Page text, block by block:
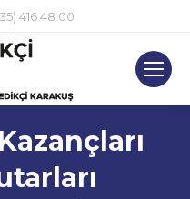
416 48 00